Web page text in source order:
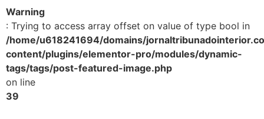
Warning
: Trying to access array offset on value of type bool in
/home/u618241694/domains/
content/plugins/elementor-pro/modules/dynamic-
tags/tags/post-featured-image.php
on line
39